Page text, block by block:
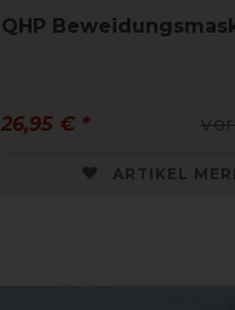
QHP
26,95 € *
ARTIKEL